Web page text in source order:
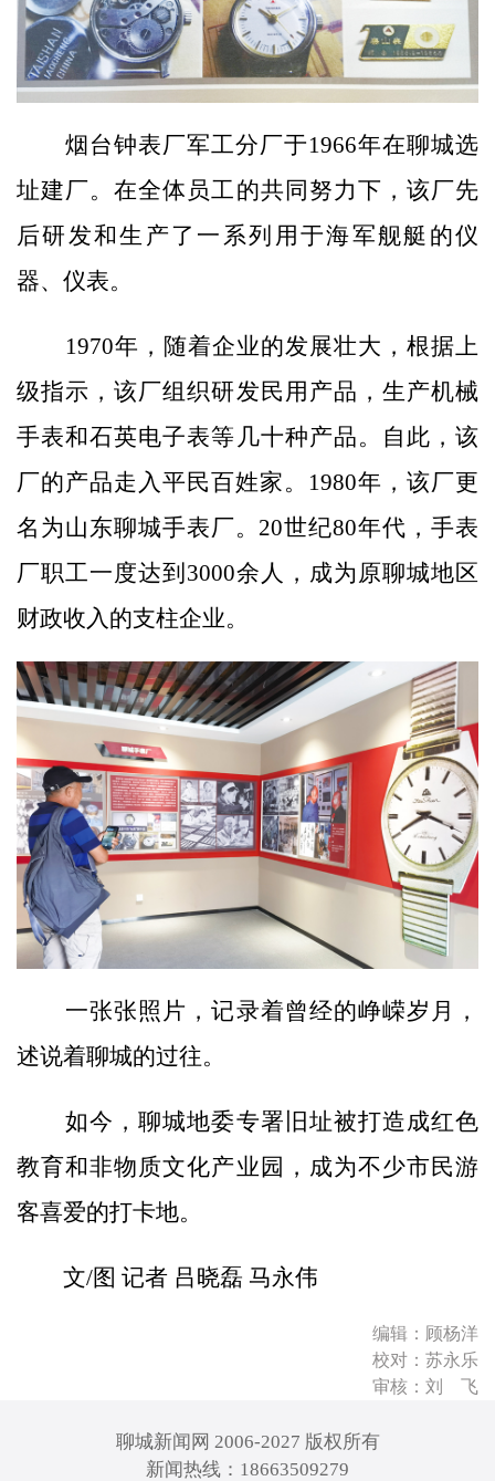
烟台钟表厂军工分厂于1966年在聊城选
址建厂。在全体员工的共同努力下，该厂先
后研发和生产了一系列用于海军舰艇的仪
器、仪表。
1970年，随着企业的发展壮大，根据上
级指示，该厂组织研发民用产品，生产机械
手表和石英电子表等几十种产品。自此，该
厂的产品走入平民百姓家。1980年，该厂更
名为山东聊城手表厂。20世纪80年代，手表
厂职工一度达到3000余人，成为原聊城地区
财政收入的支柱企业。
一张张照片，记录着曾经的峥嵘岁月，
述说着聊城的过往。
如今，聊城地委专署旧址被打造成红色
教育和非物质文化产业园，成为不少市民游
客喜爱的打卡地。
文/图 记者 吕晓磊 马永伟
编辑：顾杨洋
校对：苏永乐
审核：刘 飞
聊城新闻网 2006-2027 版权所有
新闻热线：18663509279